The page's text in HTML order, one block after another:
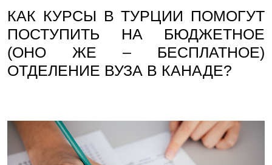
КАК КУРСЫ В ТУРЦИИ ПОМОГУТ
ПОСТУПИТЬ НА БЮДЖЕТНОЕ
(ОНО ЖЕ – БЕСПЛАТНОЕ)
ОТДЕЛЕНИЕ ВУЗА В КАНАДЕ?